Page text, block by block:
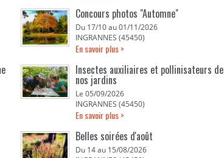
Concours photos "Automne"
Du 17/10 au 01/11/2026
INGRANNES (45450)
En savoir plus >
Insectes auxiliaires et pollinisateurs de
nos jardins
Le 05/09/2026
INGRANNES (45450)
En savoir plus >
Belles soirées d'août
Du 14 au 15/08/2026